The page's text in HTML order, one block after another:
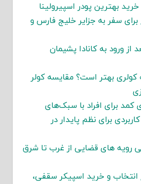
بهترین پودر اسپیرولینا
برای سفر به جزایر خلیج فارس و
از ورود به کانادا پشیمان
کولری بهتر است؟ مقایسه کولر
برای افراد با سبک‌های
برای نظم پایدار در
رویه های قضایی از غرب تا شرق
انتخاب و خرید اسپیکر سقفی،